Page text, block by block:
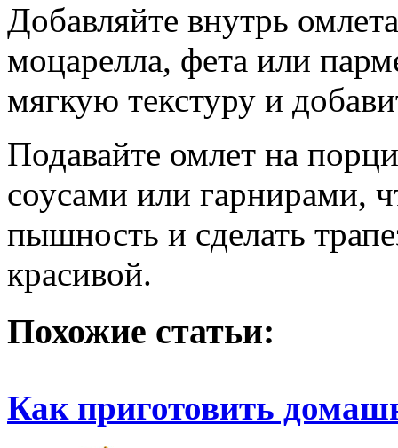
Добавляйте внутрь
моцарелла, фета или
мягкую текстуру и
Подавайте омлет на
соусами или гарнирами,
пышность и сделать
красивой.
Похожие статьи:
Как приготовить